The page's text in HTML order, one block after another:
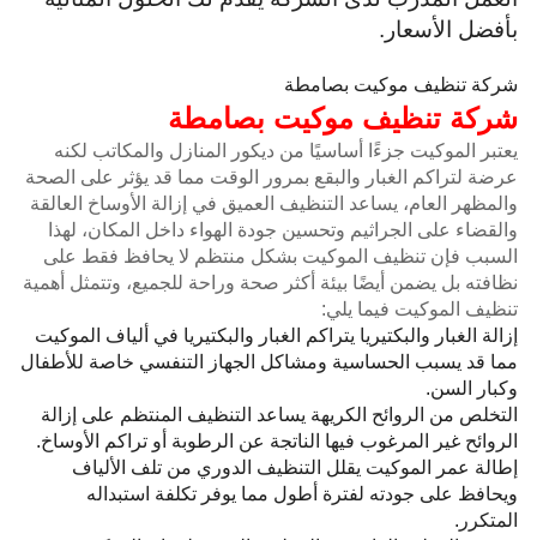
بأفضل الأسعار.
شركة تنظيف موكيت بصامطة
شركة تنظيف موكيت بصامطة
يعتبر الموكيت جزءًا أساسيًا من ديكور المنازل والمكاتب لكنه
عرضة لتراكم الغبار والبقع بمرور الوقت مما قد يؤثر على الصحة
والمظهر العام، يساعد التنظيف العميق في إزالة الأوساخ العالقة
والقضاء على الجراثيم وتحسين جودة الهواء داخل المكان، لهذا
السبب فإن تنظيف الموكيت بشكل منتظم لا يحافظ فقط على
نظافته بل يضمن أيضًا بيئة أكثر صحة وراحة للجميع، وتتمثل أهمية
تنظيف الموكيت فيما يلي:
إزالة الغبار والبكتيريا يتراكم الغبار والبكتيريا في ألياف الموكيت
مما قد يسبب الحساسية ومشاكل الجهاز التنفسي خاصة للأطفال
وكبار السن.
التخلص من الروائح الكريهة يساعد التنظيف المنتظم على إزالة
الروائح غير المرغوب فيها الناتجة عن الرطوبة أو تراكم الأوساخ.
إطالة عمر الموكيت يقلل التنظيف الدوري من تلف الألياف
ويحافظ على جودته لفترة أطول مما يوفر تكلفة استبداله
المتكرر.